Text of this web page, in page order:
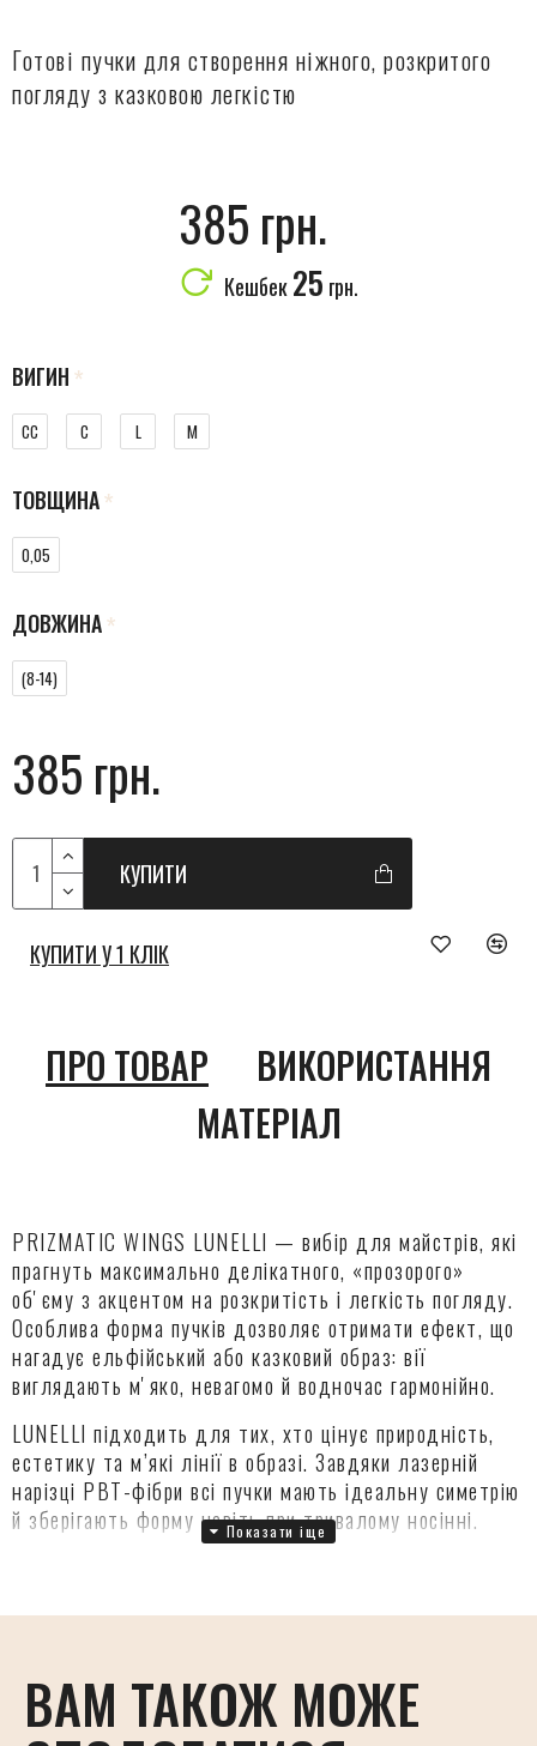
Готові пучки для створення ніжного, розкритого
погляду з казковою легкістю
385 грн.
Кешбек25 грн.
ВИГИН
CC C L M
ТОВЩИНА
0,05
ДОВЖИНА
(8-14)
385 грн.
КУПИТИ
КУПИТИ У 1 КЛІК
ПРО ТОВАР
ВИКОРИСТАННЯ
МАТЕРІАЛ
PRIZMATIC WINGS LUNELLI — вибір для майстрів, які
прагнуть максимально делікатного, «прозорого»
обʼєму з акцентом на розкритість і легкість погляду.
Особлива форма пучків дозволяє отримати ефект, що
нагадує ельфійський або казковий образ: вії
виглядають мʼяко, невагомо й водночас гармонійно.
LUNELLI підходить для тих, хто цінує природність,
естетику та м’які лінії в образі. Завдяки лазерній
нарізці PBT-фібри всі пучки мають ідеальну симетрію
й зберігають форму навіть при тривалому носінні.
рекомендується поєднувати LUNELLI з класичними
ВАМ ТАКОЖ МОЖЕ